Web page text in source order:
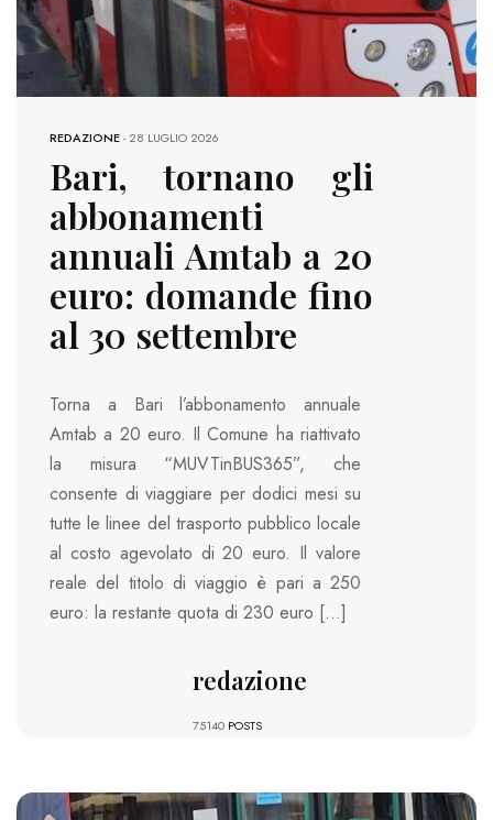
REDAZIONE-28 LUGLIO 2026
Bari, tornano gli
abbonamenti
annuali Amtab a 20
euro: domande fino
al 30 settembre
Torna a Bari l’abbonamento annuale
Amtab a 20 euro. Il Comune ha riattivato
la misura “MUVTinBUS365”, che
consente di viaggiare per dodici mesi su
tutte le linee del trasporto pubblico locale
al costo agevolato di 20 euro. Il valore
reale del titolo di viaggio è pari a 250
euro: la restante quota di 230 euro […]
redazione
75140 POSTS